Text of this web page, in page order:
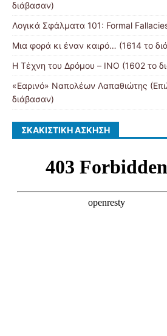
διάβασαν)
Λογικά Σφάλματα 101: Formal
Μια φορά κι έναν καιρό… (1614 το
Η Τέχνη του Δρόμου – ΙΝΟ (1602 το
«Εαρινό» Ναπολέων Λαπαθιώτης
διάβασαν)
ΣΚΑΚΙΣΤΙΚΉ ΆΣΚΗΣΗ